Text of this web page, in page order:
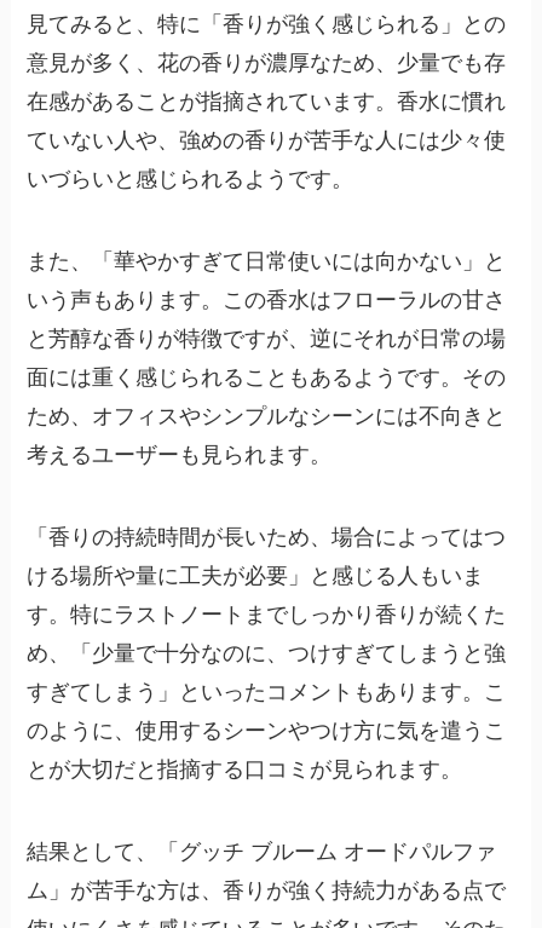
見てみると、特に「香りが強く感じられる」との
意見が多く、花の香りが濃厚なため、少量でも存
在感があることが指摘されています。香水に慣れ
ていない人や、強めの香りが苦手な人には少々使
いづらいと感じられるようです。
また、「華やかすぎて日常使いには向かない」と
いう声もあります。この香水はフローラルの甘さ
と芳醇な香りが特徴ですが、逆にそれが日常の場
面には重く感じられることもあるようです。その
ため、オフィスやシンプルなシーンには不向きと
考えるユーザーも見られます。
「香りの持続時間が長いため、場合によってはつ
ける場所や量に工夫が必要」と感じる人もいま
す。特にラストノートまでしっかり香りが続くた
め、「少量で十分なのに、つけすぎてしまうと強
すぎてしまう」といったコメントもあります。こ
のように、使用するシーンやつけ方に気を遣うこ
とが大切だと指摘する口コミが見られます。
結果として、「グッチ ブルーム オードパルファ
ム」が苦手な方は、香りが強く持続力がある点で